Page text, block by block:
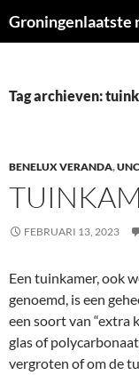
naar
Groningenlaatste
Tag archieven:
BENELUX VERANDA,
FEBRUARI 13, 2023
Een tuinkamer, ook
genoemd, is een
een soort van “extra
glas of
vergroten of om de